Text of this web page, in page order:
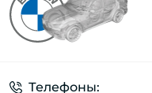
Телефоны: